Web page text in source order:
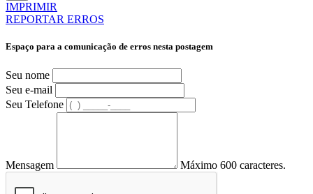
IMPRIMIR
REPORTAR ERROS
Espaço para a comunicação de erros nesta postagem
Seu nome
Seu e-mail
Seu Telefone
Mensagem Máximo 600 caracteres.